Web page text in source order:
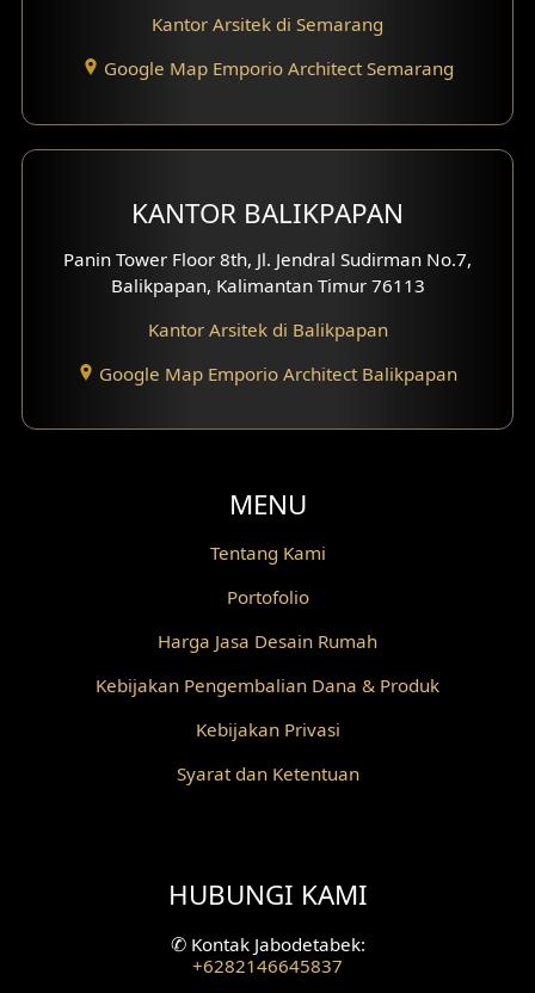
Desain Koridor
Desain Mini Theater
Fasad Rumah Villa Bali
Desain Wallpanel
Desain Partisi
Desain Pilar
Desain Fasad Depan
Desain Fasad Belakang
Desain Rumah American Style
Fasad Rumah American Style
Kantor Arsitek di Semarang
Google Map Emporio Architect Semarang
KANTOR BALIKPAPAN
Panin Tower Floor 8th, Jl. Jendral Sudirman No.7,
Balikpapan, Kalimantan Timur 76113
Kantor Arsitek di Balikpapan
Google Map Emporio Architect Balikpapan
MENU
Tentang Kami
Portofolio
Harga Jasa Desain Rumah
Kebijakan Pengembalian Dana & Produk
Kebijakan Privasi
Syarat dan Ketentuan
HUBUNGI KAMI
✆Kontak Jabodetabek:
+6282146645837